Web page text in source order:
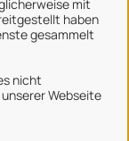
mit
haben
gesammelt
nicht
Webseite